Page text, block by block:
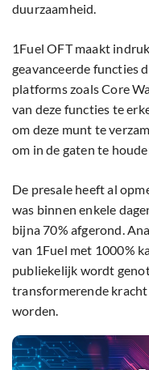
duurzaamheid.
1Fuel OFT maakt
geavanceerde functies
platforms zoals Core
van deze functies te
om deze munt te
om in de gaten te
De presale heeft al
was binnen enkele
bijna 70% afgerond.
van 1Fuel met 1000%
publiekelijk wordt
transformerende
worden.